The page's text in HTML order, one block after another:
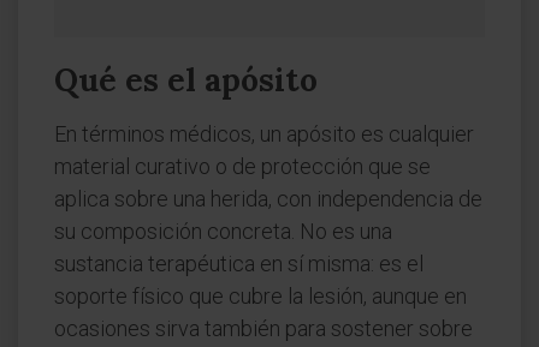
Qué es el apósito
En términos médicos, un apósito es cualquier
material curativo o de protección que se
aplica sobre una herida, con independencia de
su composición concreta. No es una
sustancia terapéutica en sí misma: es el
soporte físico que cubre la lesión, aunque en
ocasiones sirva también para sostener sobre